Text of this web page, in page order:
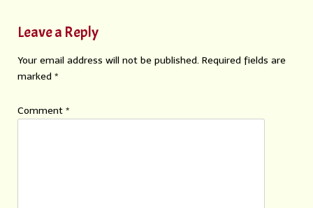
Leave a Reply
Your email address will not be published. Required fields are
marked *
Comment *